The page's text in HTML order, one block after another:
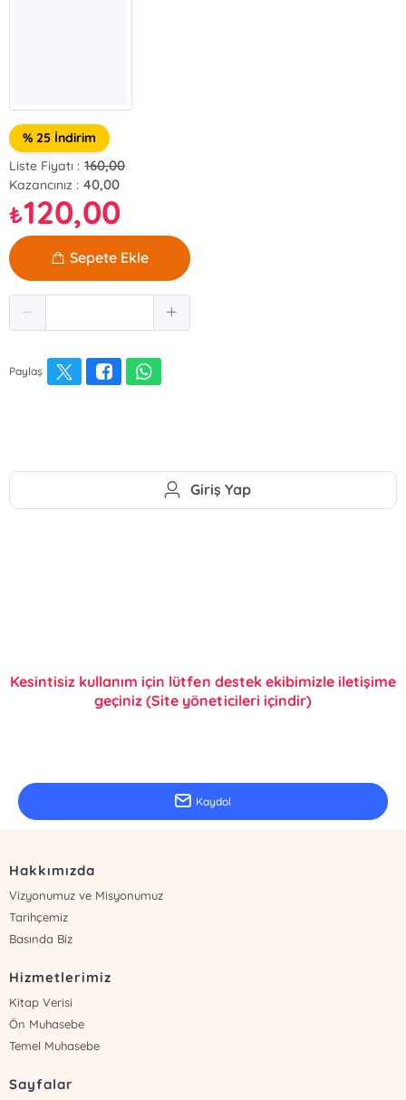
% 25 İndirim
Liste Fiyatı : 160,00
Kazancınız : 40,00
₺120,00
Sepete Ekle
Paylaş
Giriş Yap
Kesintisiz kullanım için lütfen destek ekibimizle iletişime
geçiniz (Site yöneticileri içindir)
Kaydol
Hakkımızda
Vizyonumuz ve Misyonumuz
Tarihçemiz
Basında Biz
Hizmetlerimiz
Kitap Verisi
Ön Muhasebe
Temel Muhasebe
Sayfalar